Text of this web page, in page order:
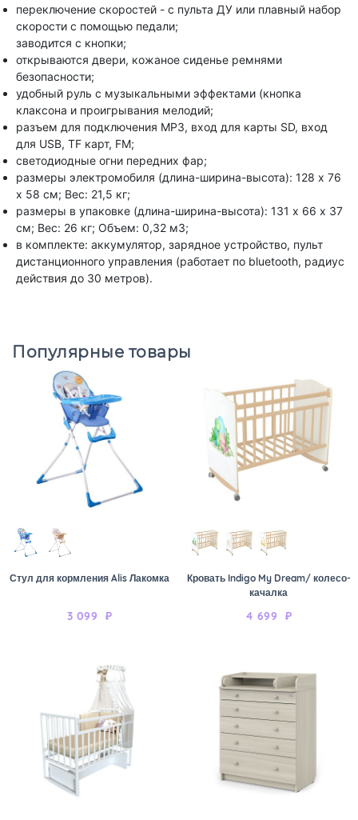
переключение скоростей - с пульта ДУ или плавный набор
скорости с помощью педали;
заводится с кнопки;
открываются двери, кожаное сиденье ремнями
безопасности;
удобный руль с музыкальными эффектами (кнопка
клаксона и проигрывания мелодий;
разъем для подключения MP3, вход для карты SD, вход
для USB, TF карт, FM;
светодиодные огни передних фар;
размеры электромобиля (длина-ширина-высота): 128 x 76
x 58 см; Вес: 21,5 кг;
размеры в упаковке (длина-ширина-высота): 131 х 66 х 37
см; Вес: 26 кг; Объем: 0,32 м3;
в комплекте: аккумулятор, зарядное устройство, пульт
дистанционного управления (работает по bluetooth, радиус
действия до 30 метров).
Популярные товары
Стул для кормления Alis Лакомка
3 099 ₽
Кровать Indigo My Dream/ колесо-
качалка
4 699 ₽